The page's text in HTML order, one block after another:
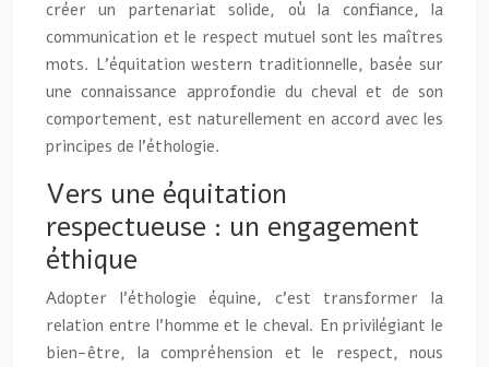
créer un partenariat solide, où la confiance, la
communication et le respect mutuel sont les maîtres
mots. L’équitation western traditionnelle, basée sur
une connaissance approfondie du cheval et de son
comportement, est naturellement en accord avec les
principes de l’éthologie.
Vers une équitation
respectueuse : un engagement
éthique
Adopter l’éthologie équine, c’est transformer la
relation entre l’homme et le cheval. En privilégiant le
bien-être, la compréhension et le respect, nous